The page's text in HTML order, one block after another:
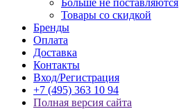
Больше не поставляются
Товары со скидкой
Бренды
Оплата
Доставка
Контакты
Вход/Регистрация
+7 (495) 363 10 94
Полная версия сайта